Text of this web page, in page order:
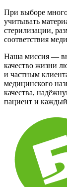
При выборе
учитывать
стерилизации,
соответствия
Наша миссия —
качество жизни
и частным
медицинского
качества,
пациент и каждый